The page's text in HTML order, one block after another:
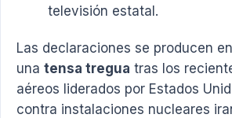
televisión estatal.
Las declaraciones se producen
una tensa tregua tras los
aéreos liderados por Estados
contra instalaciones nucleares